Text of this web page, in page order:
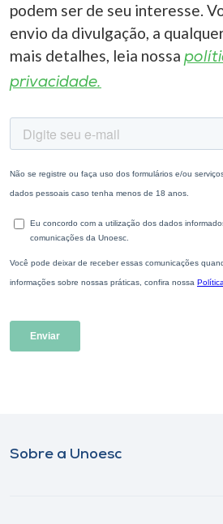
A+
A-
podem ser de seu interesse.
envio da divulgação, a
mais detalhes, leia nossa
privacidade.
Sobre a Unoesc